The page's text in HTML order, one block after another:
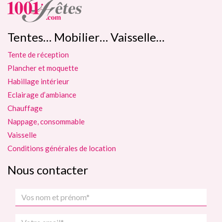
Tentes… Mobilier… Vaisselle…
Tente de réception
Plancher et moquette
Habillage intérieur
Eclairage d’ambiance
Chauffage
Nappage, consommable
Vaisselle
Conditions générales de location
Nous contacter